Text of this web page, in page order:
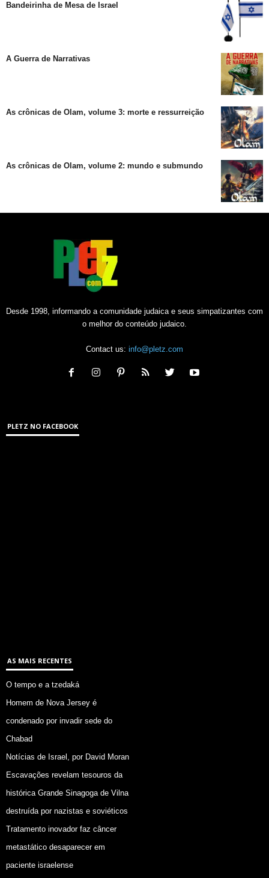
Bandeirinha de Mesa de Israel
A Guerra de Narrativas
As crônicas de Olam, volume 3: morte e ressurreição
As crônicas de Olam, volume 2: mundo e submundo
Desde 1998, informando a comunidade judaica e seus simpatizantes com
o melhor do conteúdo judaico.
Contact us: info@pletz.com
PLETZ NO FACEBOOK
AS MAIS RECENTES
O tempo e a tzedaká
Homem de Nova Jersey é
condenado por invadir sede do
Chabad
Notícias de Israel, por David Moran
Escavações revelam tesouros da
histórica Grande Sinagoga de Vilna
destruída por nazistas e soviéticos
Tratamento inovador faz câncer
metastático desaparecer em
paciente israelense